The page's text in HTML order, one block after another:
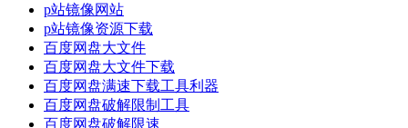
p站镜像网站
p站镜像资源下载
百度网盘大文件
百度网盘大文件下载
百度网盘满速下载工具利器
百度网盘破解限制工具
百度网盘破解限速